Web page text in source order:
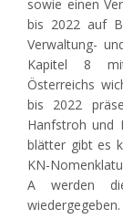
sowie einen
bis 2022 auf
Verwaltung-
Kapitel 8 mit
Österreichs
bis 2022
Hanfstroh und
blätter gibt es
KN-
A werden die
wiedergegeben.